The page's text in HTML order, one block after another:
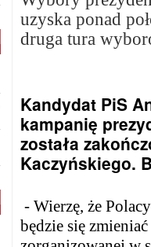
uzyska ponad
druga tura
Kandydat PiS
kampanię
została
Kaczyńskiego.
- Wierzę, że
będzie się